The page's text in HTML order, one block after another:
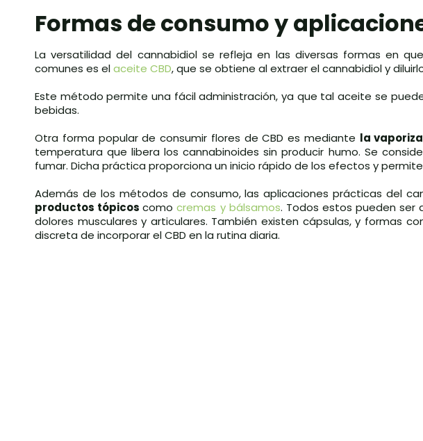
Formas de consumo y
La versatilidad del cannabidiol se refleja en las diversas formas en
comunes es elaceite CBD, que se obtiene al extraer el cannabidiol y
Este método permite una fácil administración, ya que tal aceite se
bebidas.
Otra forma popular de consumir flores de CBD es mediante la
temperatura que libera los cannabinoides sin producir humo. Se
fumar. Dicha práctica proporciona un inicio rápido de los efectos y
Además de los métodos de consumo, las aplicaciones prácticas del
productos tópicoscomocremas y bálsamos. Todos estos pueden ser
dolores musculares y articulares. También existen cápsulas, y formas
discreta de incorporar el CBD en la rutina diaria.